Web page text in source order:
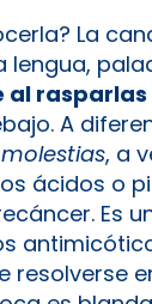
La
lengua,
al rasparlas
A
, a
ácidos o
Es
resolverse